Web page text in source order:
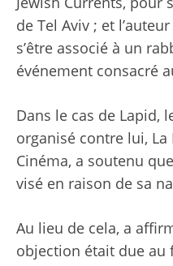
de Tel Aviv ; et
s’être associé à un
événement consacré
Dans le cas de Lapid,
organisé contre lui, La
Cinéma, a soutenu
visé en raison de sa
Au lieu de cela, a
objection était due au